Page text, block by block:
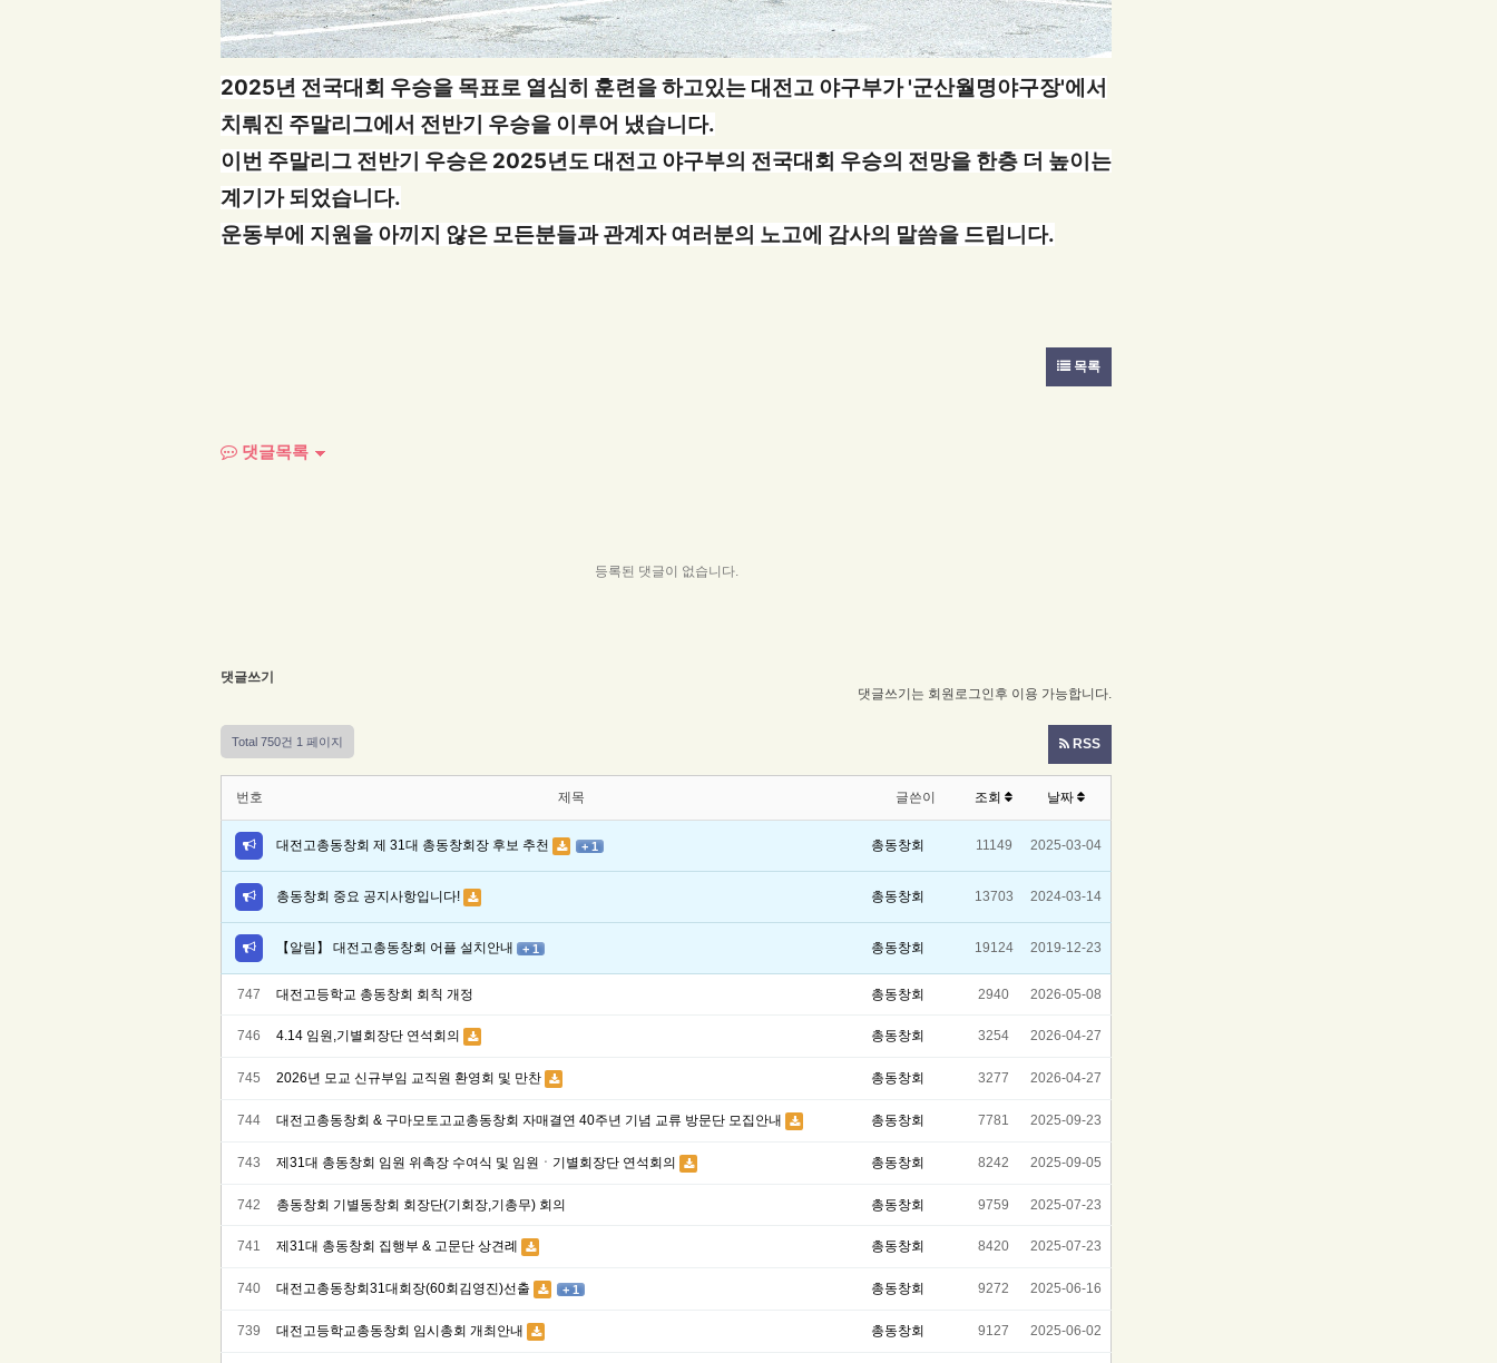
2025년 전국대회 우승을 목표로 열심히 훈련을 하고있는 대전고 야구부가 '군산월명야구장'에서
치뤄진 주말리그에서 전반기 우승을 이루어 냈습니다.
이번 주말리그 전반기 우승은 2025년도 대전고 야구부의 전국대회 우승의 전망을 한층 더 높이는
계기가 되었습니다.
운동부에 지원을 아끼지 않은 모든분들과 관계자 여러분의 노고에 감사의 말씀을 드립니다.
목록
댓글목록
등록된 댓글이 없습니다.
댓글쓰기
댓글쓰기는 회원로그인후 이용 가능합니다.
Total 750건 1 페이지 RSS
번호 제목 글쓴이 조회 날짜
대전고총동창회 제 31대 총동창회장 후보 추천 + 1 총동창회 11149 2025-03-04
총동창회 중요 공지사항입니다! 총동창회 13703 2024-03-14
【알림】 대전고총동창회 어플 설치안내 + 1 총동창회 19124 2019-12-23
747 대전고등학교 총동창회 회칙 개정 총동창회 2940 2026-05-08
746 4.14 임원,기별회장단 연석회의 총동창회 3254 2026-04-27
745 2026년 모교 신규부임 교직원 환영회 및 만찬 총동창회 3277 2026-04-27
744 대전고총동창회 & 구마모토고교총동창회 자매결연 40주년 기념 교류 방문단 모집안내 총동창회 7781 2025-09-23
743 제31대 총동창회 임원 위촉장 수여식 및 임원ㆍ기별회장단 연석회의 총동창회 8242 2025-09-05
742 총동창회 기별동창회 회장단(기회장,기총무) 회의 총동창회 9759 2025-07-23
741 제31대 총동창회 집행부 & 고문단 상견례 총동창회 8420 2025-07-23
740 대전고총동창회31대회장(60회김영진)선출 + 1 총동창회 9272 2025-06-16
739 대전고등학교총동창회 임시총회 개최안내 총동창회 9127 2025-06-02